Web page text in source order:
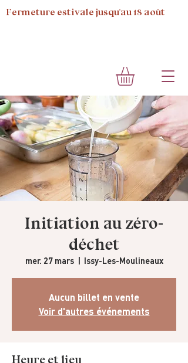
Fermeture estivale jusqu'au 18 août
Initiation au zéro-
déchet
mer. 27 mars
  |
Issy-Les-Moulineaux
Aucun billet en vente
Voir d'autres événements
Heure et lieu